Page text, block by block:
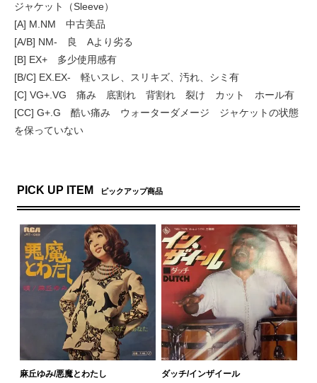
ジャケット（Sleeve）
[A] M.NM 中古美品
[A/B] NM- 良 Aより劣る
[B] EX+ 多少使用感有
[B/C] EX.EX- 軽いスレ、スリキズ、汚れ、シミ有
[C] VG+.VG 痛み 底割れ 背割れ 裂け カット ホール有
[CC] G+.G 酷い痛み ウォーターダメージ ジャケットの状態
を保っていない
PICK UP ITEM ピックアップ商品
麻丘ゆみ/悪魔とわたし ダッチ/インザイール